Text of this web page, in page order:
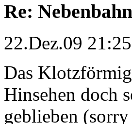
Re:
22.Dez.09
Das
Hinsehen doch
geblieben